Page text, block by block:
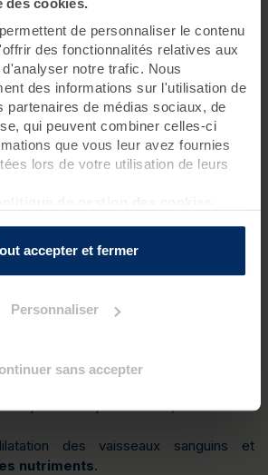
de personnaliser le contenu
des fonctionnalités relatives aux
notre trafic. Nous
des informations sur l'utilisation de
partenaires de médias sociaux, de
qui peuvent combiner celles-ci
que vous leur avez fournies
lors de votre utilisation de leurs
accepter et fermer
Personnaliser
sans accepter
des éléments
son environnement qui contribue au
organisme. Retrouvez3 éléments
votre organisme
plein d'énergie !
capacités pulmonaires, à l'aide
des vaisseaux sanguins et
nutriments.